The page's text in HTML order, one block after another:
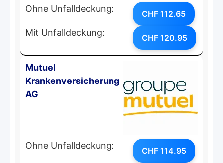
Ohne Unfalldeckung: CHF 112.65
Mit Unfalldeckung: CHF 120.95
Mutuel
Krankenversicherung
AG
Ohne Unfalldeckung: CHF 114.95